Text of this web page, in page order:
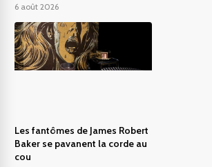
6 août 2026
Les fantômes de James Robert
Baker se pavanent la corde au
cou